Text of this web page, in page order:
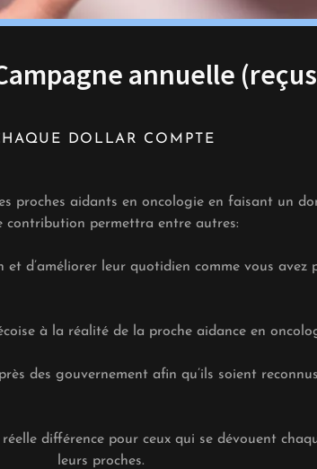
annuelle
DOLLAR COMPTE
proches aidants en oncologie en faisant un
contribution permettra entre autres:
et d’améliorer leur quotidien comme vous avez
à la réalité de la proche aidance en
des gouvernement afin qu’ils soient
différence pour ceux qui se dévouent
leurs proches.